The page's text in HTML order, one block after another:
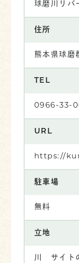
球磨川リバ
住所
熊本県球磨
TEL
0966-33-
URL
https://
駐車場
無料
立地
川 サイト